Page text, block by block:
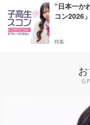
“日本一か
コン2026
特集